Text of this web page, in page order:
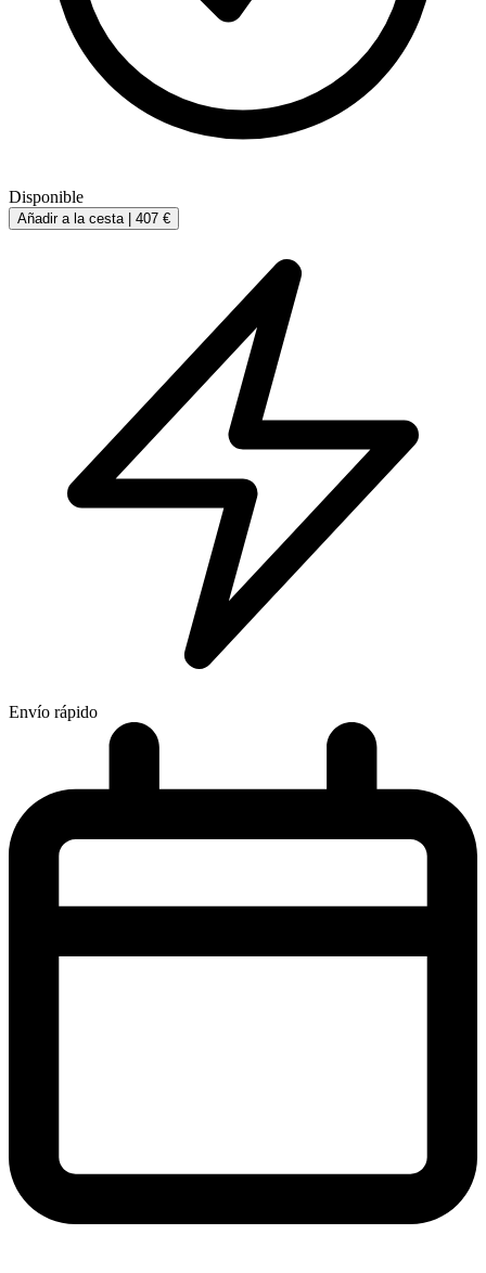
Disponible
Añadir a la cesta | 407 €
Envío rápido